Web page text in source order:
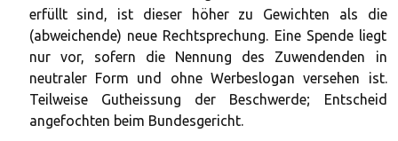
erfüllt sind, ist dieser höher zu Gewichten als die
(abweichende) neue Rechtsprechung. Eine Spende liegt
nur vor, sofern die Nennung des Zuwendenden in
neutraler Form und ohne Werbeslogan versehen ist.
Teilweise Gutheissung der Beschwerde; Entscheid
angefochten beim Bundesgericht.